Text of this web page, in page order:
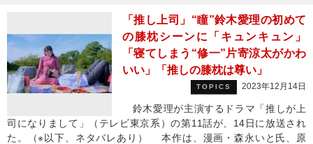
「推し上司」“瞳”鈴木愛理の初めて
の膝枕シーンに「キュンキュン」
「寝てしまう“修一”片寄涼太がかわ
いい」「推しの膝枕は尊い」
TOPICS 2023年12月14日
鈴木愛理が主演するドラマ「推しが上
司になりまして」（テレビ東京系）の第11話が、14日に放送され
た。（※以下、ネタバレあり） 本作は、漫画・森永いと氏、原